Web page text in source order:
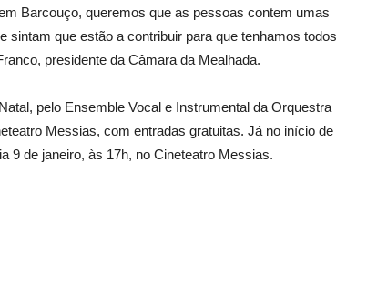
Barcouço, queremos que as pessoas contem umas
que estão a contribuir para que tenhamos todos
presidente da Câmara da Mealhada.
pelo Ensemble Vocal e Instrumental da Orquestra
Messias, com entradas gratuitas. Já no início de
9 de janeiro, às 17h, no Cineteatro Messias.